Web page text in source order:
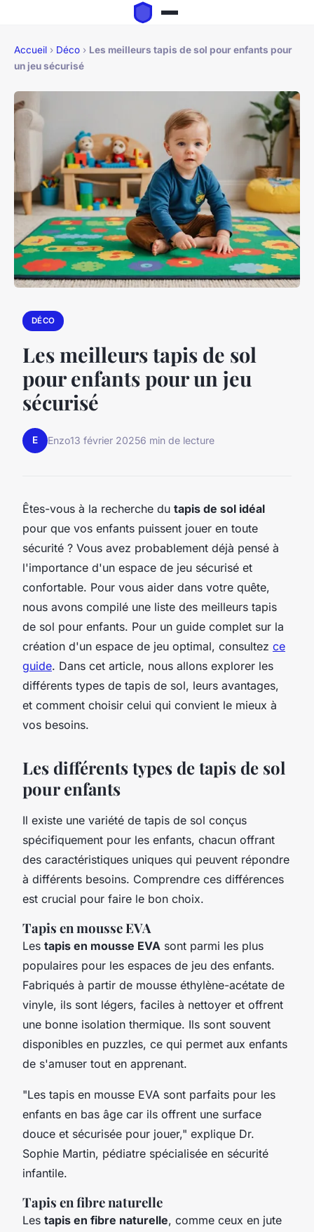
Accueil › Déco › Les meilleurs tapis de sol pour enfants pour
un jeu sécurisé
DÉCO
Les meilleurs tapis de sol
pour enfants pour un jeu
sécurisé
E Enzo13 février 20256 min de lecture
Êtes-vous à la recherche du tapis de sol idéal
pour que vos enfants puissent jouer en toute
sécurité ? Vous avez probablement déjà pensé à
l'importance d'un espace de jeu sécurisé et
confortable. Pour vous aider dans votre quête,
nous avons compilé une liste des meilleurs tapis
de sol pour enfants. Pour un guide complet sur la
création d'un espace de jeu optimal, consultez ce
guide. Dans cet article, nous allons explorer les
différents types de tapis de sol, leurs avantages,
et comment choisir celui qui convient le mieux à
vos besoins.
Les différents types de tapis de sol
pour enfants
Il existe une variété de tapis de sol conçus
spécifiquement pour les enfants, chacun offrant
des caractéristiques uniques qui peuvent répondre
à différents besoins. Comprendre ces différences
est crucial pour faire le bon choix.
Tapis en mousse EVA
Les tapis en mousse EVA sont parmi les plus
populaires pour les espaces de jeu des enfants.
Fabriqués à partir de mousse éthylène-acétate de
vinyle, ils sont légers, faciles à nettoyer et offrent
une bonne isolation thermique. Ils sont souvent
disponibles en puzzles, ce qui permet aux enfants
de s'amuser tout en apprenant.
"Les tapis en mousse EVA sont parfaits pour les
enfants en bas âge car ils offrent une surface
douce et sécurisée pour jouer," explique Dr.
Sophie Martin, pédiatre spécialisée en sécurité
infantile.
Tapis en fibre naturelle
Les tapis en fibre naturelle, comme ceux en jute